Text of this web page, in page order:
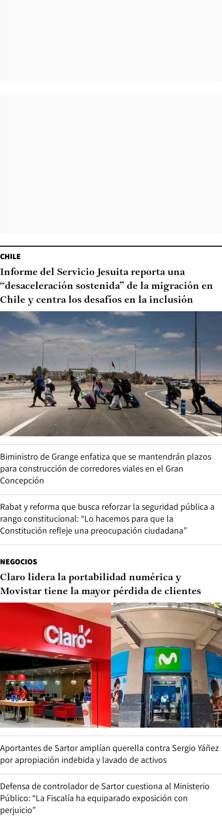
CHILE
Informe del Servicio Jesuita reporta una
“desaceleración sostenida” de la migración en
Chile y centra los desafíos en la inclusión
Biministro de Grange enfatiza que se mantendrán plazos
para construcción de corredores viales en el Gran
Concepción
Rabat y reforma que busca reforzar la seguridad pública a
rango constitucional: “Lo hacemos para que la
Constitución refleje una preocupación ciudadana”
NEGOCIOS
Claro lidera la portabilidad numérica y
Movistar tiene la mayor pérdida de clientes
Aportantes de Sartor amplían querella contra Sergio Yáñez
por apropiación indebida y lavado de activos
Defensa de controlador de Sartor cuestiona al Ministerio
Público: “La Fiscalía ha equiparado exposición con
perjuicio”